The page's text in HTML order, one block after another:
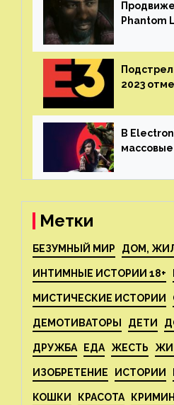
Phantom
июне
2023
выставка
В
Метки
БЕЗУМНЫЙ МИР ДОМ,
ИНТИМНЫЕ ИСТОРИИ 18+
МИСТИЧЕСКИЕ ИСТОРИИ
ДЕМОТИВАТОРЫ ДЕТИ
ДРУЖБА ЕДА ЖЕСТЬ
ИЗОБРЕТЕНИЕ ИСТОРИИ
КОШКИ КРАСОТА